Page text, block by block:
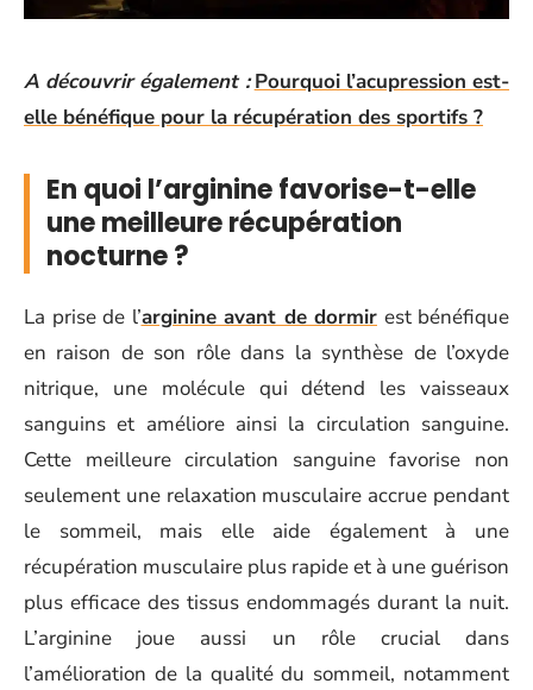
A découvrir également : Pourquoi l’acupression est-
elle bénéfique pour la récupération des sportifs ?
En quoi l’arginine favorise-t-elle
une meilleure récupération
nocturne ?
La prise de l’arginine avant de dormir est bénéfique
en raison de son rôle dans la synthèse de l’oxyde
nitrique, une molécule qui détend les vaisseaux
sanguins et améliore ainsi la circulation sanguine.
Cette meilleure circulation sanguine favorise non
seulement une relaxation musculaire accrue pendant
le sommeil, mais elle aide également à une
récupération musculaire plus rapide et à une guérison
plus efficace des tissus endommagés durant la nuit.
L’arginine joue aussi un rôle crucial dans
l’amélioration de la qualité du sommeil, notamment